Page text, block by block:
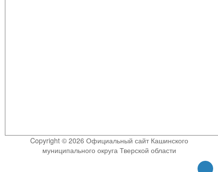
Copyright © 2026 Официальный сайт Кашинского
муниципального округа Тверской области